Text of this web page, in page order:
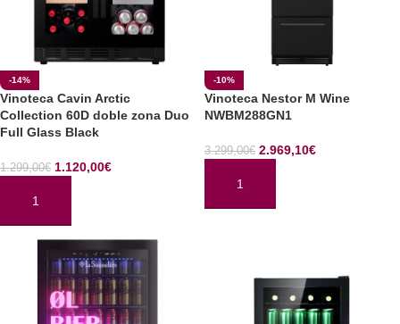
-14%
Vinoteca Cavin Arctic
Collection 60D doble zona Duo
Full Glass Black
1.299,00€ 1.120,00€
AÑADIR AL CARRITO
-10%
Vinoteca Nestor M Wine
NWBM288GN1
3.299,00€ 2.969,10€
AÑADIR AL CARRITO